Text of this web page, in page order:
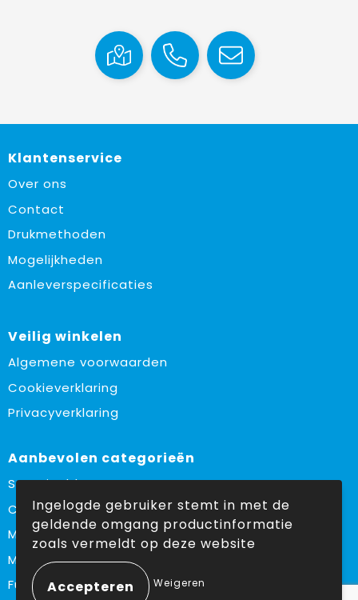
Klantenservice
Over ons
Contact
Drukmethoden
Mogelijkheden
Aanleverspecificaties
Veilig winkelen
Algemene voorwaarden
Cookieverklaring
Privacyverklaring
Aanbevolen categorieën
Sustainable
Custom made
Made in Europe
Must haves
Fulfilment
Ingelogde gebruiker stemt in met de
geldende omgang productinformatie
zoals vermeldt op deze website
Weigeren